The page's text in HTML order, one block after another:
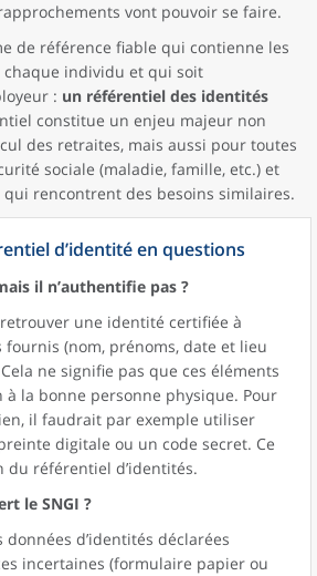
vont pouvoir se faire.
de référence fiable qui contienne les
chaque individu et qui soit
: un référentiel des identités
constitue un enjeu majeur non
des retraites, mais aussi pour toutes
sociale (maladie, famille, etc.) et
rencontrent des besoins similaires.
d’identité en questions
il n’authentifie pas ?
une identité certifiée à
(nom, prénoms, date et lieu
ne signifie pas que ces éléments
la bonne personne physique. Pour
il faudrait par exemple utiliser
digitale ou un code secret. Ce
du référentiel d’identités.
le SNGI ?
données d’identités déclarées
incertaines (formulaire papier ou